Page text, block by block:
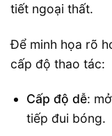
tiết ngoại thất.
Để minh họa rõ
cấp độ thao tác:
Cấp độ dễ:
tiếp đui bóng.